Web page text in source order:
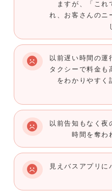
ますが、「これ
れ、お客さんのニ
以前遅い時間の運
タクシーで料金も
をわかりやすく
以前告知もなく夜
時間を奪わ
見えバスアプリに